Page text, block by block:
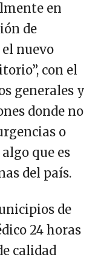
en
de
nuevo
con el
generales y
donde no
o
que es
del país.
de
24 horas
calidad